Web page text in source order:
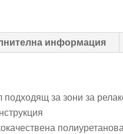
информация
за зони за